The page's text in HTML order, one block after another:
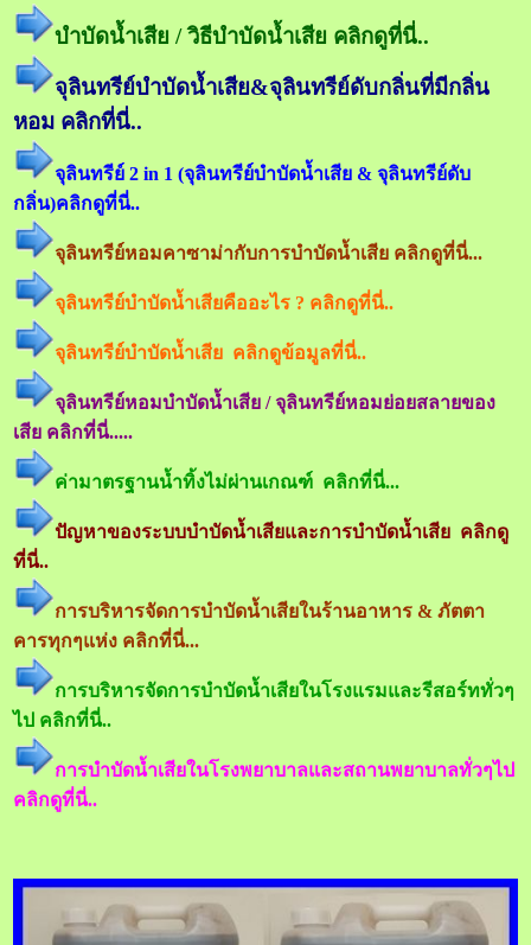
บำบัดน้ำเสีย / วิธีบำบัดน้ำเสีย คลิกดูที่นี่..
จุลินทรีย์บำบัดน้ำเสีย&จุลินทรีย์ดับกลิ่นที่มีกลิ่น
หอม คลิกที่นี่..
จุลินทรีย์ 2 in 1 (จุลินทรีย์บำบัดน้ำเสีย & จุลินทรีย์ดับ
กลิ่น)คลิกดูที่นี่..
จุลินทรีย์หอมคาซาม่ากับการบำบัดน้ำเสีย คลิกดูที่นี่...
จุลินทรีย์บำบัดน้ำเสียคืออะไร ? คลิกดูที่นี่..
จุลินทรีย์บำบัดน้ำเสีย คลิกดูข้อมูลที่นี่..
จุลินทรีย์หอมบำบัดน้ำเสีย / จุลินทรีย์หอมย่อยสลายของ
เสีย คลิกที่นี่.....
ค่ามาตรฐานน้ำทิ้งไม่ผ่านเกณฑ์ คลิกที่นี่...
ปัญหาของระบบบำบัดน้ำเสียและการบำบัดน้ำเสีย คลิกดู
ที่นี่..
การบริหารจัดการบำบัดน้ำเสียในร้านอาหาร & ภัตตา
คารทุกๆแห่ง คลิกที่นี่...
การบริหารจัดการบำบัดน้ำเสียในโรงแรมและรีสอร์ททั่วๆ
ไป คลิกที่นี่..
การบำบัดน้ำเสียในโรงพยาบาลและสถานพยาบาลทั่วๆไป
คลิกดูที่นี่..